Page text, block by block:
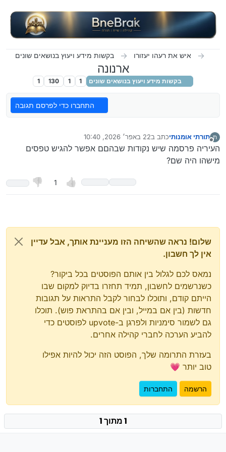
איש את רעהו יעזורו בקשות מידע ויעוץ בנושאים שונים
ארנונה
בקשות מידע ויעוץ בנושאים שונים 1
1
130
1
התחברו כדי לפרסם תגובה
ת תורתי אומנותיכתב ב22 באפר׳ 2026, 10:40
נערך לאחרונה על ידי אריה
העיריה פרסמה שיש נקודות שבהםם אפשר להגיש טפסים
מישהו היה שם?
1
שלום! נראה שהשיחה הזו מעניינת אותך, אבל עדיין
אין לך חשבון.
נמאס לכם לגלול בין אותם הפוסטים בכל ביקור?
כשנרשמים לחשבון, תמיד תחזרו בדיוק למקום שבו
הייתם קודם, ותוכלו לבחור לקבל התראות על תגובות
חדשות (בין אם במייל, ובין אם בהתראת פוש). תוכלו
גם לשמור סימניות ולפרגן ב-upvote לפוסטים כדי
להביע הערכה לחברי קהילה אחרים.
בעזרת התרומה שלך, הפוסט הזה יכול להיות אפילו
טוב יותר 💗
הרשמה התחברות
1 מתוך 1